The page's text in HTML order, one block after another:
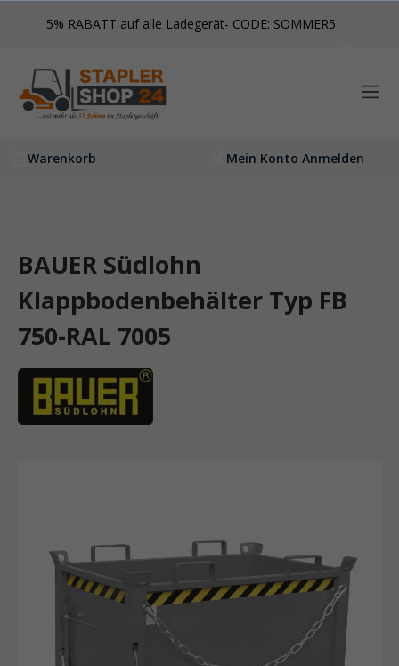
springen
5% RABATT auf alle Ladegerät- CODE: SOMMER5
Mein Konto Anmelden
Warenkorb
BAUER Südlohn
Klappbodenbehälter Typ FB
750-RAL 7005